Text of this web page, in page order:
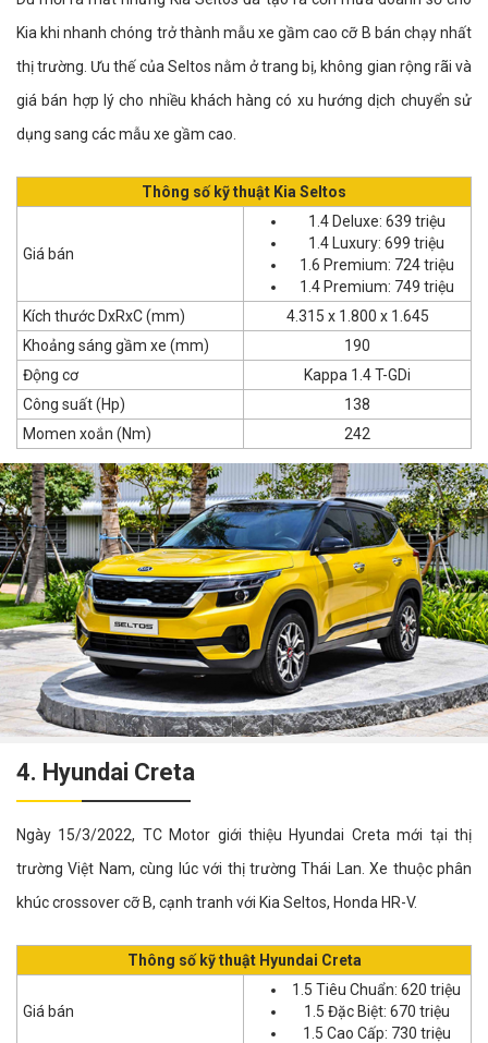
Kia khi nhanh chóng trở thành mẫu xe gầm cao cỡ B bán chạy nhất
thị trường. Ưu thế của Seltos nằm ở trang bị, không gian rộng rãi và
giá bán hợp lý cho nhiều khách hàng có xu hướng dịch chuyển sử
dụng sang các mẫu xe gầm cao.
Thông số kỹ thuật Kia Seltos
Giá bán
1.4 Deluxe: 639 triệu
1.4 Luxury: 699 triệu
1.6 Premium: 724 triệu
1.4 Premium: 749 triệu
Kích thước DxRxC (mm)
4.315 x 1.800 x 1.645
Khoảng sáng gầm xe (mm)
190
Động cơ
Kappa 1.4 T-GDi
Công suất (Hp)
138
Momen xoắn (Nm)
242
4. Hyundai Creta
Ngày 15/3/2022, TC Motor giới thiệu Hyundai Creta mới tại thị
trường Việt Nam, cùng lúc với thị trường Thái Lan. Xe thuộc phân
khúc crossover cỡ B, cạnh tranh với Kia Seltos, Honda HR-V.
Thông số kỹ thuật Hyundai Creta
Giá bán
1.5 Tiêu Chuẩn: 620 triệu
1.5 Đặc Biệt: 670 triệu
1.5 Cao Cấp: 730 triệu